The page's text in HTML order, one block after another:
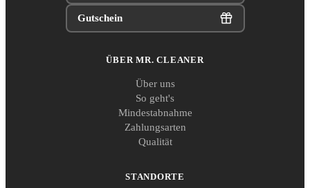
Gutschein
ÜBER MR. CLEANER
Über uns
So geht's
Mindestabnahme
Zahlungsarten
Qualität
STANDORTE